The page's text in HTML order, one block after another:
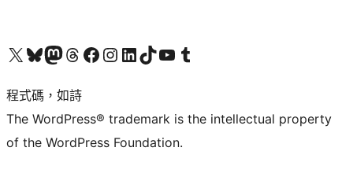
查看我們的 X (之前的 Twitter) 帳號造訪我們的 Bluesky 帳號造訪我們的 Mastodon 帳號造訪我們的 Threads 帳號 造訪我們的 Facebook 粉絲專頁Visit our Instagram account
Visit our LinkedIn account
造訪我們的 TikTok 帳號Visit our YouTube channel
造訪我們的 Tumblr 帳號
程式碼，如詩
The WordPress® trademark is the intellectual property
of the WordPress Foundation.